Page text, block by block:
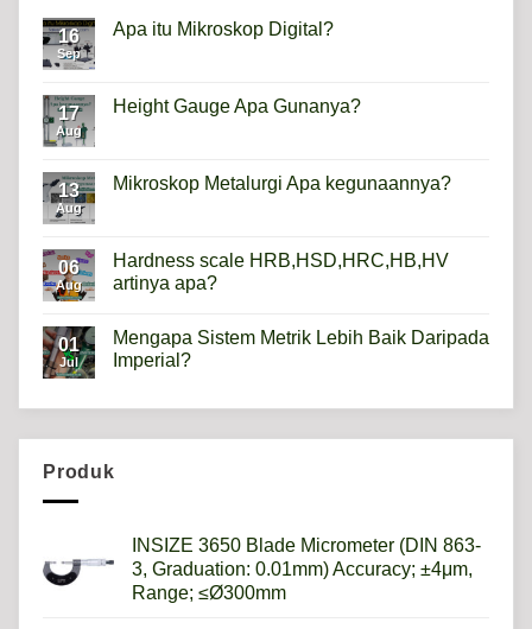
16
Sep
Apa itu Mikroskop Digital?
Apa
itu
17
Aug
Height Gauge Apa Gunanya?
Height
Gauge
13
Aug
Mikroskop Metalurgi Apa kegunaannya?
Mikroskop
Metalurgi
Apa
06
Aug
Hardness scale HRB,HSD,HRC,HB,HV
artinya apa?
on
Hardness
scale
01
Jul
Mengapa Sistem Metrik Lebih Baik Daripada
Imperial?
Lebih
Produk
INSIZE 3650 Blade Micrometer (DIN 863-
3, Graduation: 0.01mm) Accuracy; ±4μm,
Range; ≤Ø300mm